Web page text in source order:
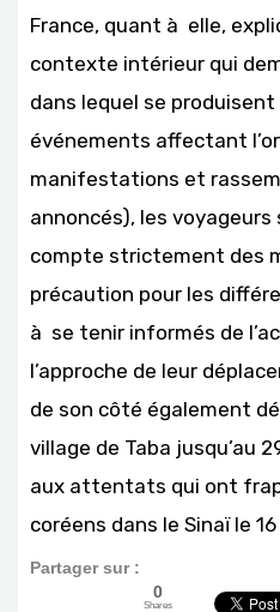
France, quant à elle,
contexte intérieur qui
dans lequel se
événements affectant
manifestations et
annoncés), les
compte strictement des
précaution pour les
à se tenir informés de
l’approche de leur
de son côté également
village de Taba jusqu’au
aux attentats qui ont
coréens dans le Sinaï le
Partager sur :
0
Shares